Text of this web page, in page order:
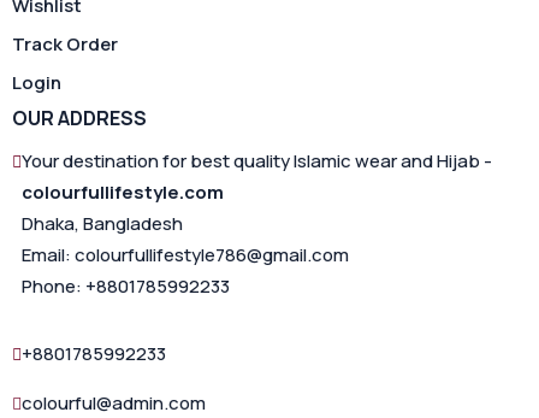
Wishlist
Track Order
Login
OUR ADDRESS
Your destination for best quality Islamic wear and Hijab -
colourfullifestyle.com
Dhaka, Bangladesh
Email: colourfullifestyle786@gmail.com
Phone: +8801785992233
+8801785992233
colourful@admin.com